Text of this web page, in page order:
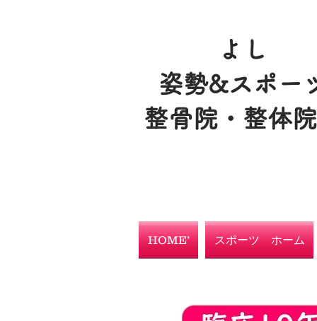
よし
姿勢&スポー
整骨院・整
HOME’ スポーツ ホーム